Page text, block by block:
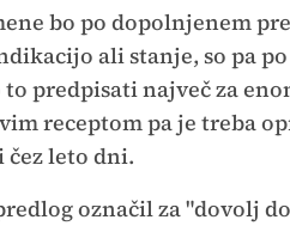
bo po dopolnjenem
ali stanje, so pa
predpisati največ za
receptom pa je treba
leto dni.
označil za "dovolj